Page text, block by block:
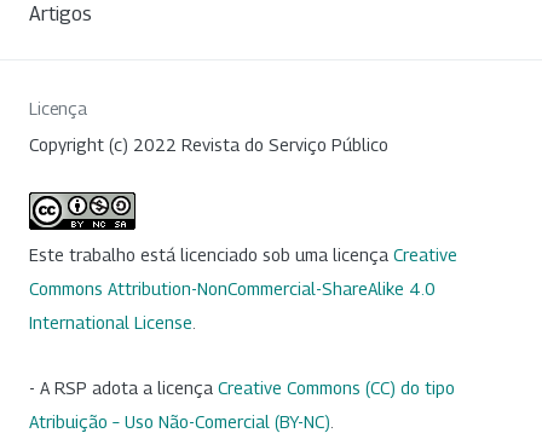
Artigos
Licença
Copyright (c) 2022 Revista do Serviço Público
Este trabalho está licenciado sob uma licença Creative
Commons Attribution-NonCommercial-ShareAlike 4.0
International License
- A RSP adota a licença Creative Commons (CC) do tipo
Atribuição – Uso Não-Comercial (BY-NC)